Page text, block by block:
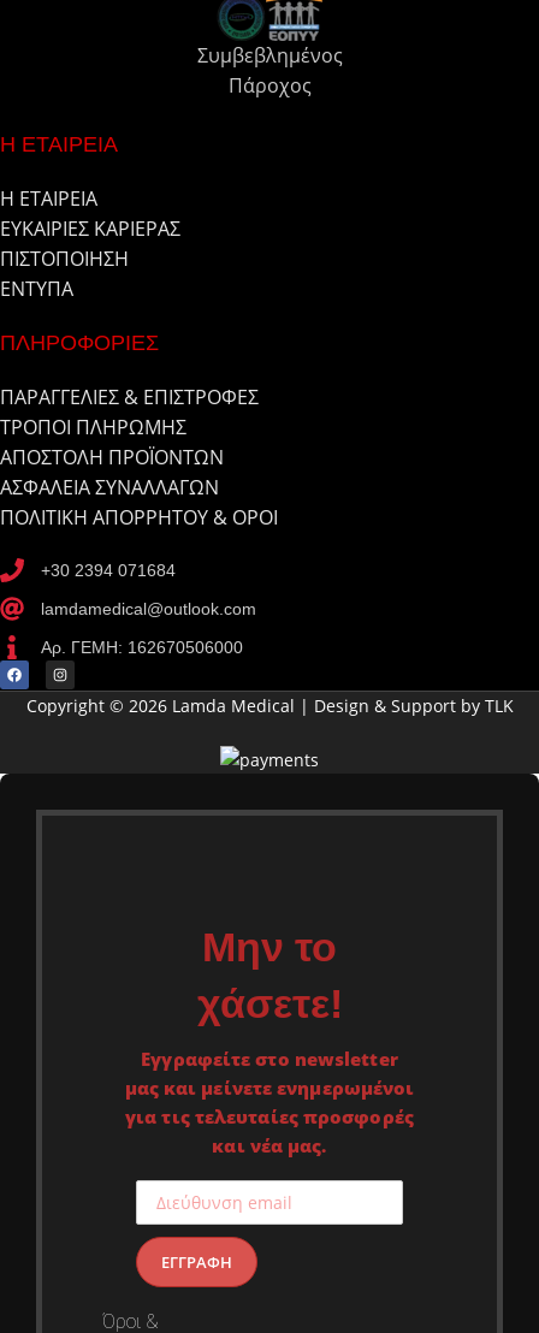
Συμβεβλημένος
Πάροχος
Η ΕΤΑΙΡΕΙΑ
Η ΕΤΑΙΡΕΙΑ
ΕΥΚΑΙΡΙΕΣ ΚΑΡΙΕΡΑΣ
ΠΙΣΤΟΠΟΙΗΣΗ
ΕΝΤΥΠΑ
ΠΛΗΡΟΦΟΡΙΕΣ
ΠΑΡΑΓΓΕΛΙΕΣ & ΕΠΙΣΤΡΟΦΕΣ
ΤΡΟΠΟΙ ΠΛΗΡΩΜΗΣ
ΑΠΟΣΤΟΛΗ ΠΡΟΪΟΝΤΩΝ
ΑΣΦΑΛΕΙΑ ΣΥΝΑΛΛΑΓΩΝ
ΠΟΛΙΤΙΚΗ ΑΠΟΡΡΗΤΟΥ & ΟΡΟΙ
+30 2394 071684
lamdamedical@outlook.com
Αρ. ΓΕΜΗ: 162670506000
Copyright © 2026 Lamda Medical | Design & Support by TLK
Μην το
χάσετε!
Εγγραφείτε στο newsletter
μας και μείνετε ενημερωμένοι
για τις τελευταίες προσφορές
και νέα μας.
Όροι &